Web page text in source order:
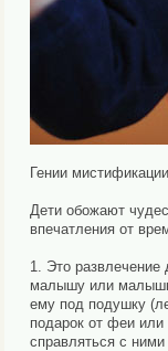
Гении мистификации
Дети обожают
впечатления от
1. Это
малышу или
ему под подушку
подарок от феи
справляться с